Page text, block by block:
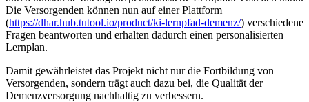
Die Versorgenden können nun auf einer Plattform
(https://dhar.hub.tutool.io/product/ki-lernpfad-demenz/) verschiedene
Fragen beantworten und erhalten dadurch einen personalisierten
Lernplan.
Damit gewährleistet das Projekt nicht nur die Fortbildung von
Versorgenden, sondern trägt auch dazu bei, die Qualität der
Demenzversorgung nachhaltig zu verbessern.